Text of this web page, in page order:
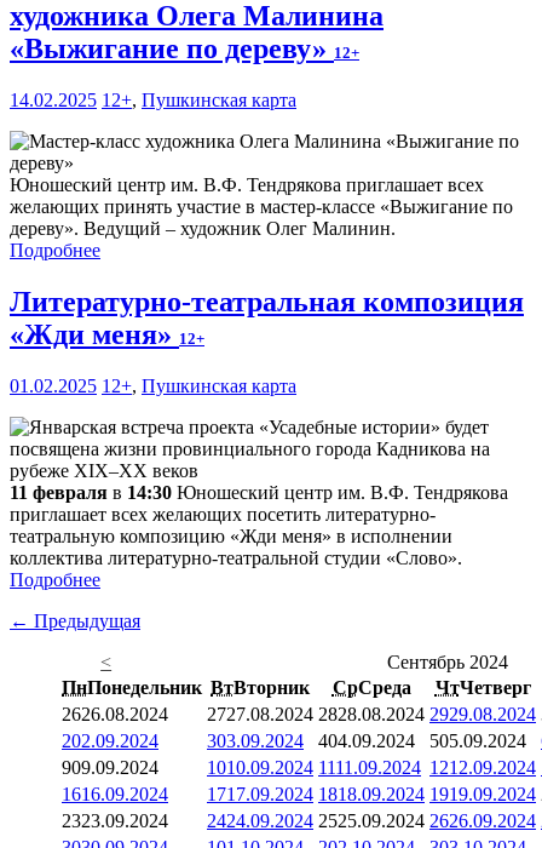
художника Олега Малинина
«Выжигание по дереву» 12+
14.02.2025 12+, Пушкинская карта
Юношеский центр им. В.Ф. Тендрякова приглашает всех
желающих принять участие в мастер-классе «Выжигание по
дереву». Ведущий – художник Олег Малинин.
Подробнее
Литературно-театральная композиция
«Жди меня» 12+
01.02.2025 12+, Пушкинская карта
11 февраля в 14:30 Юношеский центр им. В.Ф. Тендрякова
приглашает всех желающих посетить литературно-
театральную композицию «Жди меня» в исполнении
коллектива литературно-театральной студии «Слово».
Подробнее
← Предыдущая
<
Сентябрь 2024
ПнПонедельник ВтВторник СрСреда ЧтЧетверг
2626.08.2024 2727.08.2024 2828.08.2024 2929.08.2024
202.09.2024 303.09.2024 404.09.2024 505.09.2024
909.09.2024 1010.09.2024 1111.09.2024 1212.09.2024
1616.09.2024 1717.09.2024 1818.09.2024 1919.09.2024
2323.09.2024 2424.09.2024 2525.09.2024 2626.09.2024